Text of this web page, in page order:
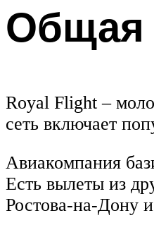
Общая
Royal Flight –
сеть включает
Авиакомпания
Есть вылеты из
Ростова-на-Дону